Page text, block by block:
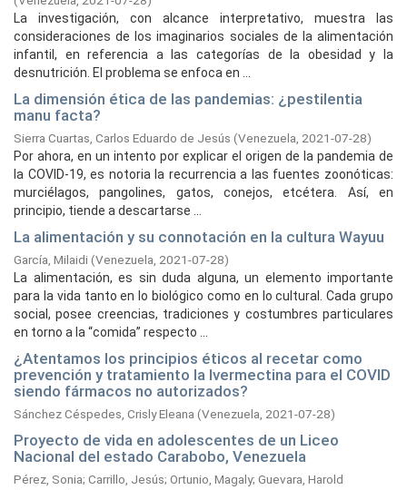
La investigación, con alcance interpretativo, muestra las
consideraciones de los imaginarios sociales de la alimentación
infantil, en referencia a las categorías de la obesidad y la
desnutrición. El problema se enfoca en ...
La dimensión ética de las pandemias: ¿pestilentia
manu facta?
Sierra Cuartas, Carlos Eduardo de Jesús (Venezuela, 2021-07-28)
Por ahora, en un intento por explicar el origen de la pandemia de
la COVID-19, es notoria la recurrencia a las fuentes zoonóticas:
murciélagos, pangolines, gatos, conejos, etcétera. Así, en
principio, tiende a descartarse ...
La alimentación y su connotación en la cultura Wayuu
García, Milaidi(Venezuela, 2021-07-28)
La alimentación, es sin duda alguna, un elemento importante
para la vida tanto en lo biológico como en lo cultural. Cada grupo
social, posee creencias, tradiciones y costumbres particulares
en torno a la “comida” respecto ...
¿Atentamos los principios éticos al recetar como
prevención y tratamiento la Ivermectina para el COVID
siendo fármacos no autorizados?
Sánchez Céspedes, Crisly Eleana (Venezuela, 2021-07-28)
Proyecto de vida en adolescentes de un Liceo
Nacional del estado Carabobo, Venezuela
Pérez, Sonia; Carrillo, Jesús; Ortunio, Magaly; Guevara, Harold